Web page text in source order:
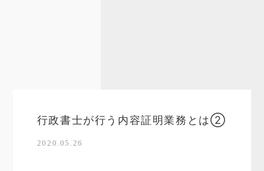
行政書士が行う内容証明業務とは②
2020.05.26